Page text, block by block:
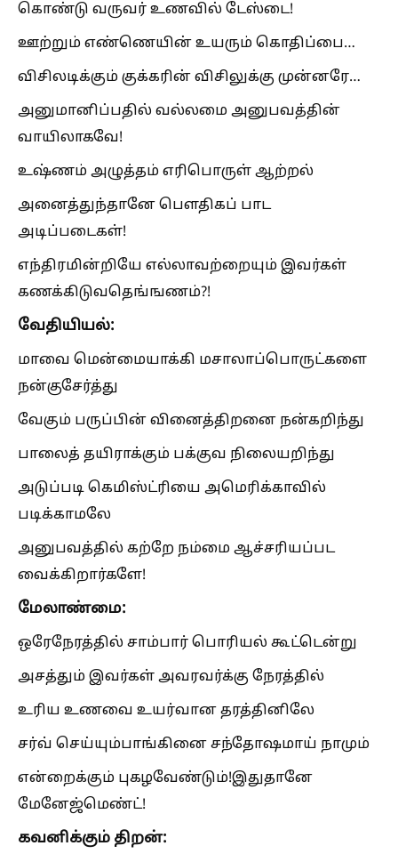
கொண்டு வருவர் உணவில் டேஸ்டை!
ஊற்றும் எண்ணெயின் உயரும் கொதிப்பை…
விசிலடிக்கும் குக்கரின் விசிலுக்கு முன்னரே…
அனுமானிப்பதில் வல்லமை அனுபவத்தின்
வாயிலாகவே!
உஷ்ணம் அழுத்தம் எரிபொருள் ஆற்றல்
அனைத்துந்தானே பௌதிகப் பாட
அடிப்படைகள்!
எந்திரமின்றியே எல்லாவற்றையும் இவர்கள்
கணக்கிடுவதெங்ஙணம்?!
வேதியியல்:
மாவை மென்மையாக்கி மசாலாப்பொருட்களை
நன்குசேர்த்து
வேகும் பருப்பின் வினைத்திறனை நன்கறிந்து
பாலைத் தயிராக்கும் பக்குவ நிலையறிந்து
அடுப்படி கெமிஸ்ட்ரியை அமெரிக்காவில்
படிக்காமலே
அனுபவத்தில் கற்றே நம்மை ஆச்சரியப்பட
வைக்கிறார்களே!
மேலாண்மை:
ஒரேநேரத்தில் சாம்பார் பொரியல் கூட்டென்று
அசத்தும் இவர்கள் அவரவர்க்கு நேரத்தில்
உரிய உணவை உயர்வான தரத்தினிலே
சர்வ் செய்யும்பாங்கினை சந்தோஷமாய் நாமும்
என்றைக்கும் புகழவேண்டும்!இதுதானே
மேனேஜ்மெண்ட்!
கவனிக்கும் திறன்: